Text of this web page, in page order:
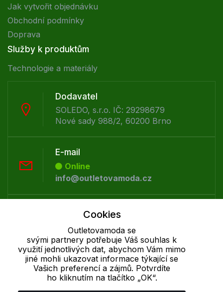
Jak vytvořit objednávku
Obchodní podmínky
Doprava
Služby k produktům
Technologie a materiály
Dodavatel
SOLEDO, s.r.o. IČ: 29298679
Nové sady 988/2, 60200 Brno
E-mail
Online
info@outletovamoda.cz
Telefon :
+420 530 334 926
Cookie - podrobné nastavení | Další informace | Ochrana osobních
Cookies
Outletovamoda se
svými partnery potřebuje Váš souhlas k
využití jednotlivých dat, abychom Vám mimo
jiné mohli ukazovat informace týkající se
Vašich preferencí a zájmů. Potvrdíte
ho kliknutím na tlačítko „OK“.